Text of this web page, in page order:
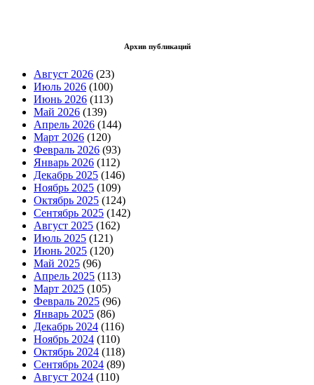
Архив публикаций
Август 2026 (23)
Июль 2026 (100)
Июнь 2026 (113)
Май 2026 (139)
Апрель 2026 (144)
Март 2026 (120)
Февраль 2026 (93)
Январь 2026 (112)
Декабрь 2025 (146)
Ноябрь 2025 (109)
Октябрь 2025 (124)
Сентябрь 2025 (142)
Август 2025 (162)
Июль 2025 (121)
Июнь 2025 (120)
Май 2025 (96)
Апрель 2025 (113)
Март 2025 (105)
Февраль 2025 (96)
Январь 2025 (86)
Декабрь 2024 (116)
Ноябрь 2024 (110)
Октябрь 2024 (118)
Сентябрь 2024 (89)
Август 2024 (110)